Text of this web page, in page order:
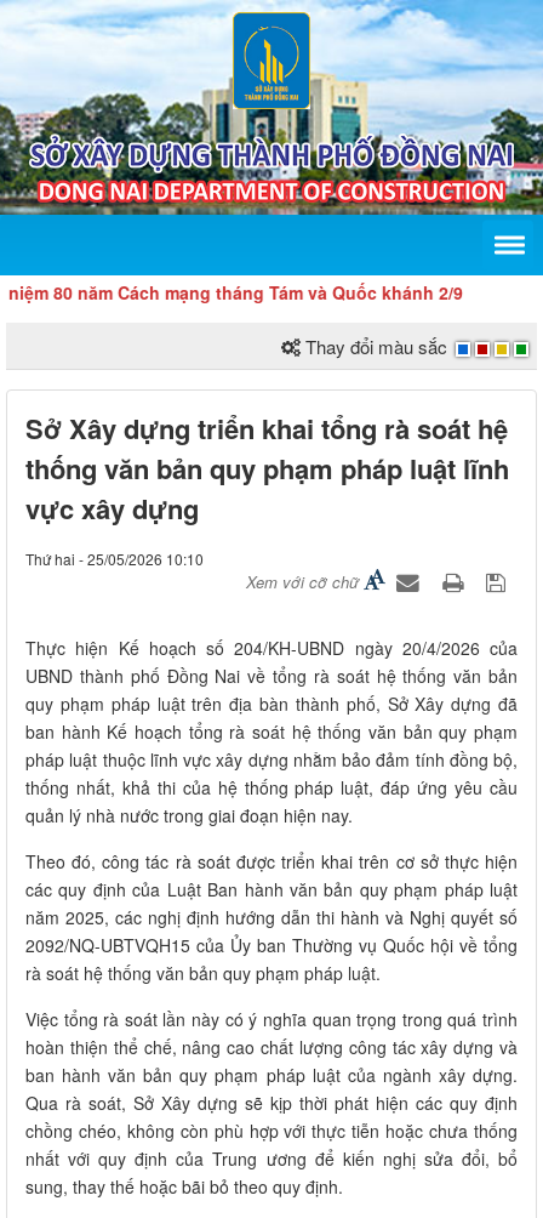
năm Cách mạng tháng Tám và Quốc khánh 2/9
Thay đổi màu sắc
Sở Xây dựng triển khai tổng rà soát hệ
thống văn bản quy phạm pháp luật lĩnh
vực xây dựng
Thứ hai - 25/05/2026 10:10
Xem với cỡ chữ
Thực hiện Kế hoạch số 204/KH-UBND ngày 20/4/2026 của
UBND thành phố Đồng Nai về tổng rà soát hệ thống văn bản
quy phạm pháp luật trên địa bàn thành phố, Sở Xây dựng đã
ban hành Kế hoạch tổng rà soát hệ thống văn bản quy phạm
pháp luật thuộc lĩnh vực xây dựng nhằm bảo đảm tính đồng bộ,
thống nhất, khả thi của hệ thống pháp luật, đáp ứng yêu cầu
quản lý nhà nước trong giai đoạn hiện nay.
Theo đó, công tác rà soát được triển khai trên cơ sở thực hiện
các quy định của Luật Ban hành văn bản quy phạm pháp luật
năm 2025, các nghị định hướng dẫn thi hành và Nghị quyết số
2092/NQ-UBTVQH15 của Ủy ban Thường vụ Quốc hội về tổng
rà soát hệ thống văn bản quy phạm pháp luật.
Việc tổng rà soát lần này có ý nghĩa quan trọng trong quá trình
hoàn thiện thể chế, nâng cao chất lượng công tác xây dựng và
ban hành văn bản quy phạm pháp luật của ngành xây dựng.
Qua rà soát, Sở Xây dựng sẽ kịp thời phát hiện các quy định
chồng chéo, không còn phù hợp với thực tiễn hoặc chưa thống
nhất với quy định của Trung ương để kiến nghị sửa đổi, bổ
sung, thay thế hoặc bãi bỏ theo quy định.